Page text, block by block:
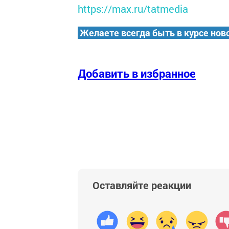
https://max.ru/tatmedia
Желаете всегда быть в курсе
Добавить в избранное
Оставляйте реакции